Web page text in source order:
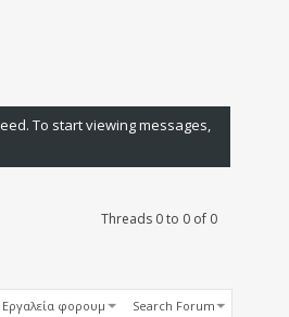
To start viewing messages,
Threads 0 to 0 of 0
Εργαλεία φορουμ Search Forum